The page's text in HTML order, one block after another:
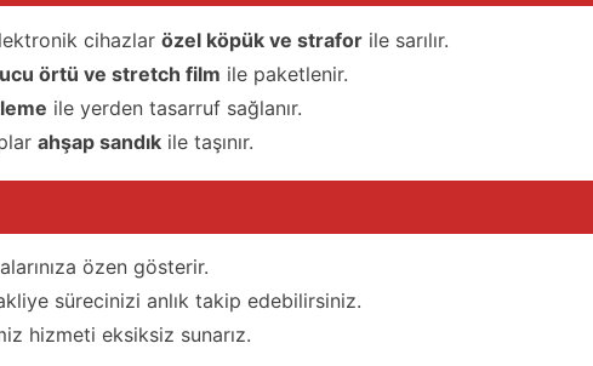
cihazlar özel köpük ve strafor ile sarılır.
örtü ve stretch film ile paketlenir.
ile yerden tasarruf sağlanır.
ahşap sandık ile taşınır.
özen gösterir.
sürecinizi anlık takip edebilirsiniz.
hizmeti eksiksiz sunarız.